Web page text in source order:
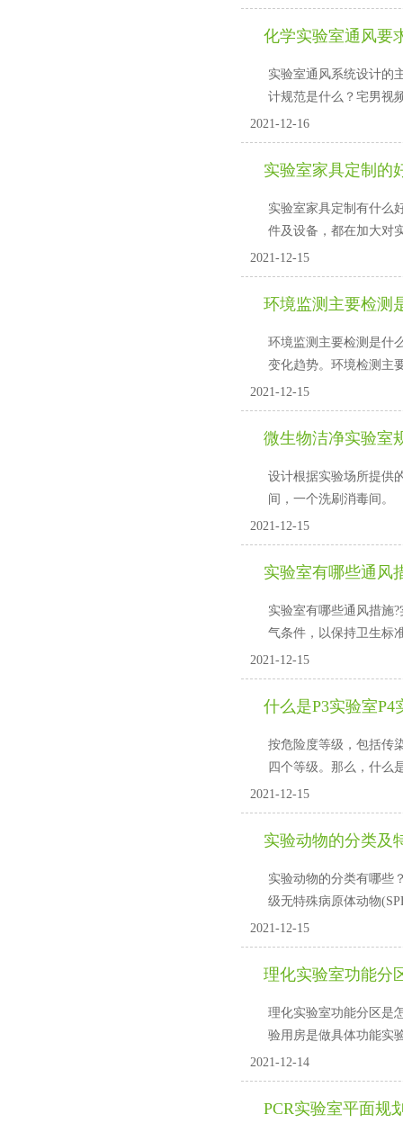
化学实验室通风要
实验室通风系统设计的主
计规范是什么？宅男
2021-12-16
实验室家具定制的好
实验室家具定制有什么
件及设备，都在加大
2021-12-15
环境监测主要检测
环境监测主要检测是什
变化趋势。环境检测主要
2021-12-15
微生物洁净实验室
设计根据实验场所提供的
间，一个洗刷消毒间。
2021-12-15
实验室有哪些通风
实验室有哪些通风措施?
气条件，以保持卫
2021-12-15
什么是P3实验室P4
按危险度等级，包括
四个等级。那么
2021-12-15
实验动物的分类及
实验动物的分类有哪些
级无特殊病原体动物
2021-12-15
理化实验室功能分
理化实验室功能分区是怎么
验用房是做具体功能实验的
2021-12-14
PCR实验室平面规